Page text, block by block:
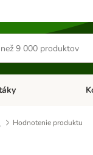
menu: Malé zvieratá
Hodnotenie produktu